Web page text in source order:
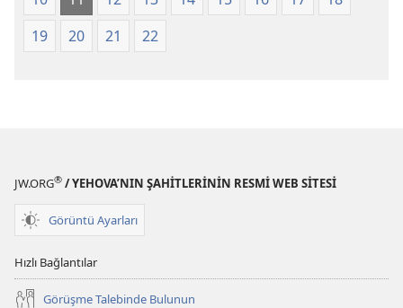
19
20 21 22
JW.ORG® / YEHOVA’NIN ŞAHİTLERİNİN RESMİ WEB SİTESİ
Görüntü Ayarları
Hızlı Bağlantılar
Görüşme Talebinde Bulunun